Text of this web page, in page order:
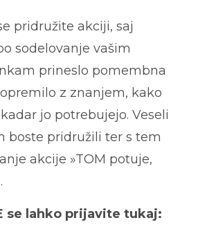
pridružite akciji, saj
sodelovanje vašim
prineslo pomembna
z znanjem, kako
jo potrebujejo. Veseli
boste pridružili ter s tem
akcije »TOM potuje,
se lahko prijavite tukaj: